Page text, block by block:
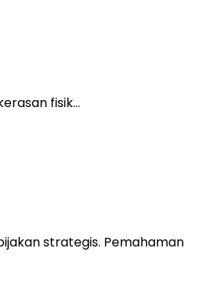
fisik…
strategis. Pemahaman